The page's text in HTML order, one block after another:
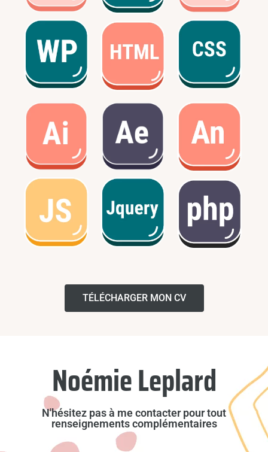
TÉLÉCHARGER MON CV
Noémie Leplard
N'hésitez pas à me contacter pour tout
renseignements complémentaires